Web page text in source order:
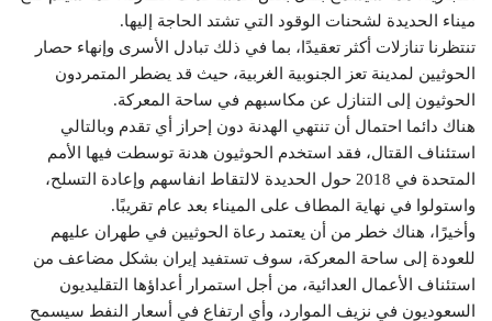
ميناء الحديدة لشحنات الوقود التي تشتد الحاجة إليها.
تنتظرنا تنازلات أكثر تعقيدًا، بما في ذلك تبادل الأسرى وإنهاء حصار
الحوثيين لمدينة تعز الجنوبية الغربية، حيث قد يضطر المتمردون
الحوثيون إلى التنازل عن مكاسبهم في ساحة المعركة.
هناك دائما احتمال أن تنتهي الهدنة دون إحراز أي تقدم وبالتالي
استئناف القتال، فقد استخدم الحوثيون هدنة توسطت فيها الأمم
المتحدة في 2018 حول الحديدة لالتقاط انفاسهم وإعادة التسلح،
واستولوا في نهاية المطاف على الميناء بعد عام تقريبًا.
وأخيرًا، هناك خطر من أن يعتمد رعاة الحوثيين في طهران عليهم
للعودة إلى ساحة المعركة، سوف تستفيد إيران بشكل مضاعف من
استئناف الأعمال العدائية، من أجل استمرار أعداؤها التقليديون
السعوديون في نزيف الموارد، وأي ارتفاع في أسعار النفط سيسمح